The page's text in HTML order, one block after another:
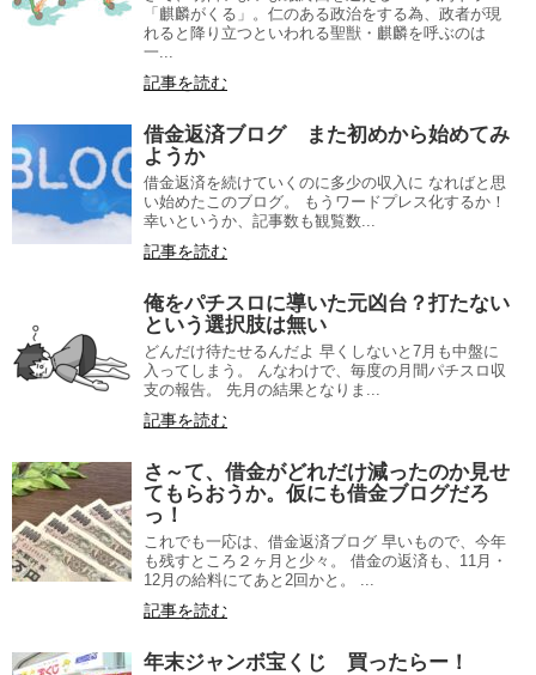
「麒麟がくる」。仁のある政治をする為、政者が現
れると降り立つといわれる聖獣・麒麟を呼ぶのは
一...
記事を読む
借金返済ブログ また初めから始めてみ
ようか
借金返済を続けていくのに多少の収入に なればと思
い始めたこのブログ。 もうワードプレス化するか！
幸いというか、記事数も観覧数...
記事を読む
俺をパチスロに導いた元凶台？打たない
という選択肢は無い
どんだけ待たせるんだよ 早くしないと7月も中盤に
入ってしまう。 んなわけで、毎度の月間パチスロ収
支の報告。 先月の結果となりま...
記事を読む
さ～て、借金がどれだけ減ったのか見せ
てもらおうか。仮にも借金ブログだろ
っ！
これでも一応は、借金返済ブログ 早いもので、今年
も残すところ２ヶ月と少々。 借金の返済も、11月・
12月の給料にてあと2回かと。 ...
記事を読む
年末ジャンボ宝くじ 買ったらー！